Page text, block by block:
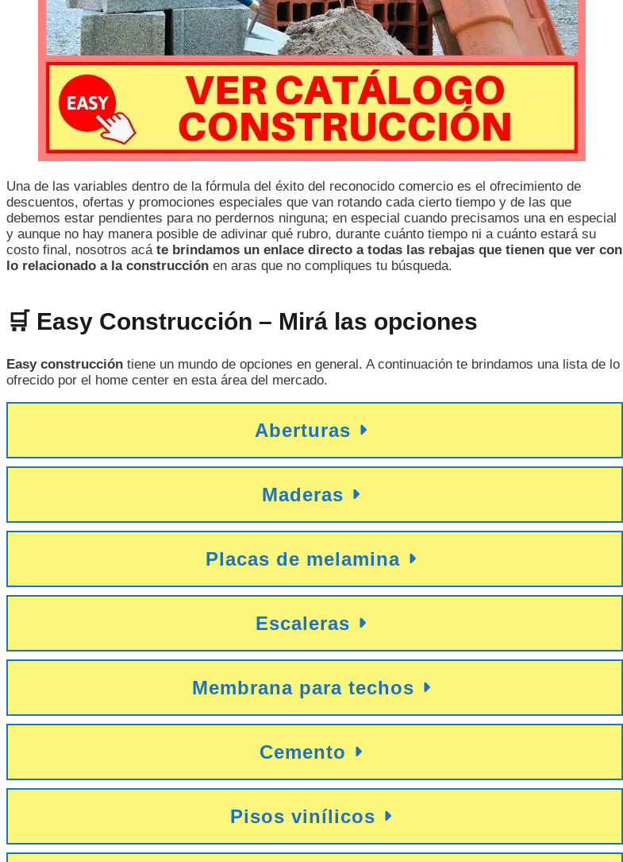
Una de las variables dentro de la fórmula del éxito del reconocido comercio es el ofrecimiento de
descuentos, ofertas y promociones especiales que van rotando cada cierto tiempo y de las que
debemos estar pendientes para no perdernos ninguna; en especial cuando precisamos una en especial
y aunque no hay manera posible de adivinar qué rubro, durante cuánto tiempo ni a cuánto estará su
costo final, nosotros acá te brindamos un enlace directo a todas las rebajas que tienen que ver con
lo relacionado a la construcción en aras que no compliques tu búsqueda.
🛒 Easy Construcción – Mirá las opciones
Easy construcción tiene un mundo de opciones en general. A continuación te brindamos una lista de lo
ofrecido por el home center en esta área del mercado.
Aberturas
Maderas
Placas de melamina
Escaleras
Membrana para techos
Cemento
Pisos vinílicos